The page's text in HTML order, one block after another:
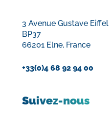
3 Avenue Gustave Eiffel
BP37
66201 Elne, France
+33(0)4 68 92 94 00
Suivez-nous